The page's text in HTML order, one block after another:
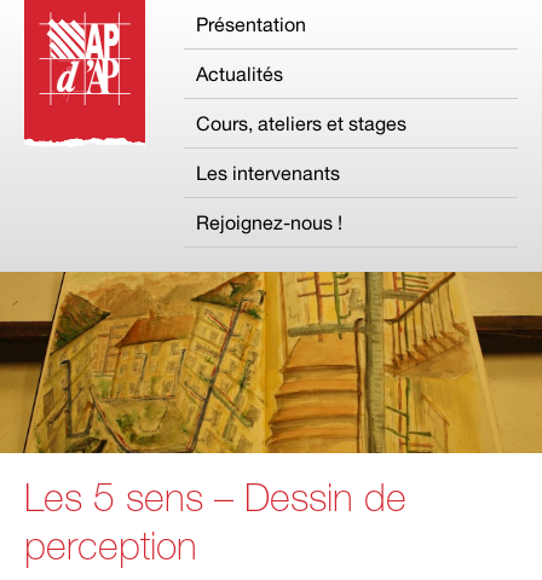
Présentation
Actualités
Cours, ateliers et stages
Les intervenants
Rejoignez-nous !
Les 5 sens – Dessin de
perception